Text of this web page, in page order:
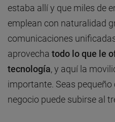
estaba allí y que miles de
emplean con naturalidad
comunicaciones
aprovecha todo lo que le
tecnología, y aquí la
importante. Seas pequeño
negocio puede subirse al